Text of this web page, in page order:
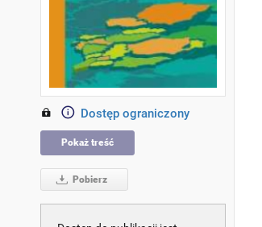
Dostęp ograniczony
Pokaż treść
Pobierz